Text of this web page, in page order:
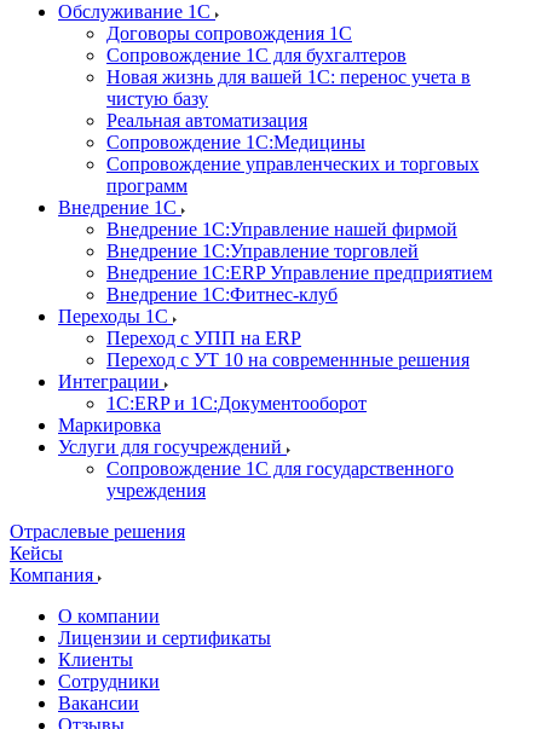
Обслуживание 1С
Договоры сопровождения 1С
Сопровождение 1С для бухгалтеров
Новая жизнь для вашей 1С: перенос учета в
чистую базу
Реальная автоматизация
Сопровождение 1С:Медицины
Сопровождение управленческих и торговых
программ
Внедрение 1С
Внедрение 1С:Управление нашей фирмой
Внедрение 1С:Управление торговлей
Внедрение 1С:ERP Управление предприятием
Внедрение 1С:Фитнес-клуб
Переходы 1С
Переход с УПП на ERP
Переход с УТ 10 на современнные решения
Интеграции
1С:ERP и 1С:Документооборот
Маркировка
Услуги для госучреждений
Сопровождение 1С для государственного
учреждения
Отраслевые решения
Кейсы
Компания
О компании
Лицензии и сертификаты
Клиенты
Сотрудники
Вакансии
Отзывы